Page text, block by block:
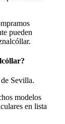
pueden
Sevilla.
modelos
en lista